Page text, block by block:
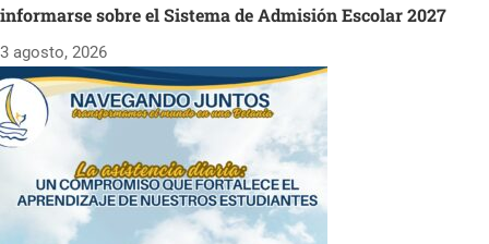
informarse sobre el Sistema de Admisión Escolar 2027
3 agosto, 2026